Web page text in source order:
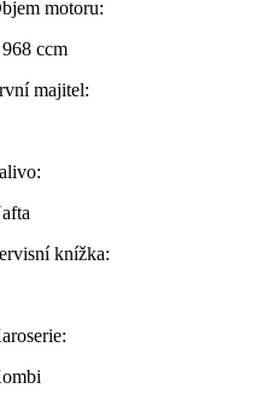
motoru:
ccm
majitel:
knížka: